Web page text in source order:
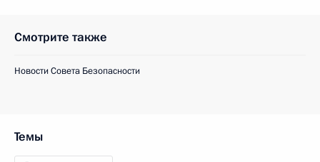
Смотрите также
Новости Совета Безопасности
Темы